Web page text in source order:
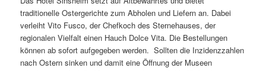
traditionelle Ostergerichte zum Abholen und Liefern an. Dabei
verleiht Vito Fusco, der Chefkoch des Sternehauses, der
regionalen Vielfalt einen Hauch Dolce Vita. Die Bestellungen
können ab sofort aufgegeben werden. Sollten die Inzidenzzahlen
nach Ostern sinken und damit eine Öffnung der Museen